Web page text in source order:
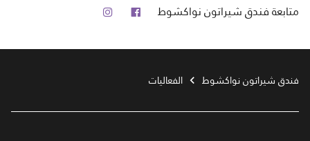
متابعةفندق شيراتون نواكشوط فيس بوك
فندق شيراتون نواكشوط الفعاليات